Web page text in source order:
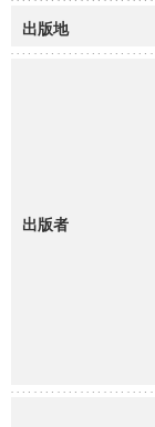
出版地
出版者